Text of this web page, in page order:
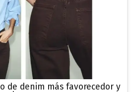
de denim más favorecedor y